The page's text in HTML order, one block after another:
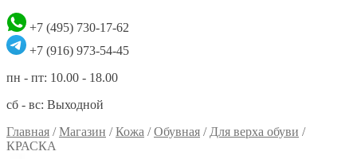
+7 (495) 730-17-62
+7 (916) 973-54-45
пн - пт: 10.00 - 18.00
сб - вс: Выходной
Главная /Магазин /Кожа /Обувная / Для верха обуви /
КРАСКА